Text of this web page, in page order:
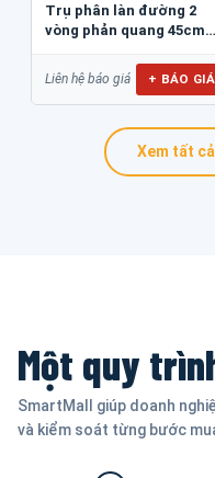
Trụ phân làn đường 2
vòng phản quang 45cm
Liên hệ báo giá + BÁO GIÁ
Xem tất
Một quy
SmartMall giúp doanh
và kiểm soát từng bước